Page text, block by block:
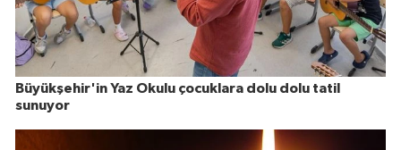
Büyükşehir'in Yaz Okulu çocuklara dolu dolu tatil
sunuyor